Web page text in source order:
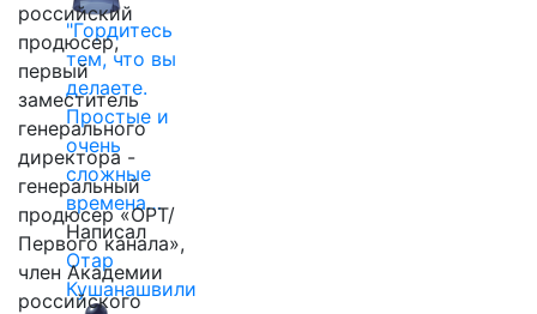
"Гордитесь
тем, что вы
делаете.
Простые и
очень
сложные
времена…
Написал
Отар
Кушанашвили
российский
продюсер,
первый
заместитель
генерального
директора -
генеральный
продюсер «ОРТ/
Первого канала»,
член Академии
российского